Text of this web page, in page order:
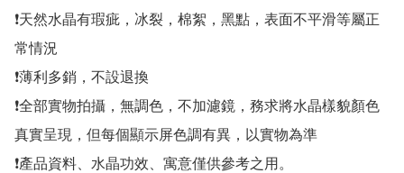
❗天然水晶有瑕疵，冰裂，棉絮，黑點，表面不平滑等屬正
常情況
❗薄利多銷，不設退換
❗全部實物拍攝，無調色，不加濾鏡，務求將水晶樣貌顏色
真實呈現，但每個顯示屏色調有異，以實物為準
❗產品資料、水晶功效、寓意僅供參考之用。